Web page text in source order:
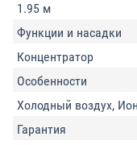
1.95 м
Функции и насадки
Концентратор
Особенности
Холодный воздух,
Гарантия